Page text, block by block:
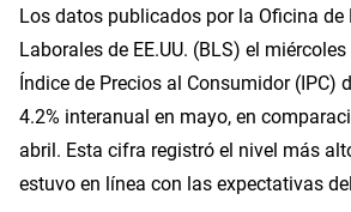
Los datos publicados por la Oficina de
Laborales de EE.UU. (BLS) el
Índice de Precios al Consumidor (IPC)
4.2% interanual en mayo, en
abril. Esta cifra registró el nivel más
estuvo en línea con las expectativas